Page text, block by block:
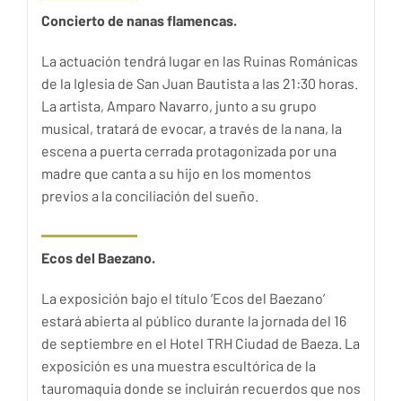
Concierto de nanas flamencas.
La actuación tendrá lugar en las Ruinas Románicas
de la Iglesia de San Juan Bautista a las 21:30 horas.
La artista, Amparo Navarro, junto a su grupo
musical, tratará de evocar, a través de la nana, la
escena a puerta cerrada protagonizada por una
madre que canta a su hijo en los momentos
previos a la conciliación del sueño.
Ecos del Baezano.
La exposición bajo el título ‘Ecos del Baezano’
estará abierta al público durante la jornada del 16
de septiembre en el Hotel TRH Ciudad de Baeza. La
exposición es una muestra escultórica de la
tauromaquia donde se incluirán recuerdos que nos